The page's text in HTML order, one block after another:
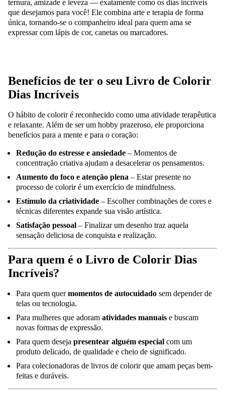
ternura, amizade e leveza — exatamente como os dias incríveis
que desejamos para você! Ele combina arte e terapia de forma
única, tornando-se o companheiro ideal para quem ama se
expressar com lápis de cor, canetas ou marcadores.
Benefícios de ter o seu Livro de Colorir
Dias Incríveis
O hábito de colorir é reconhecido como uma atividade terapêutica
e relaxante. Além de ser um hobby prazeroso, ele proporciona
benefícios para a mente e para o coração:
Redução do estresse e ansiedade – Momentos de
concentração criativa ajudam a desacelerar os pensamentos.
Aumento do foco e atenção plena – Estar presente no
processo de colorir é um exercício de mindfulness.
Estímulo da criatividade – Escolher combinações de cores e
técnicas diferentes expande sua visão artística.
Satisfação pessoal – Finalizar um desenho traz aquela
sensação deliciosa de conquista e realização.
Para quem é o Livro de Colorir Dias
Incríveis?
Para quem quermomentos de autocuidado sem depender de
telas ou tecnologia.
Para mulheres que adoram atividades manuais e buscam
novas formas de expressão.
Para quem deseja presentear alguém especial com um
produto delicado, de qualidade e cheio de significado.
Para colecionadoras de livros de colorir que amam peças bem-
feitas e duráveis.